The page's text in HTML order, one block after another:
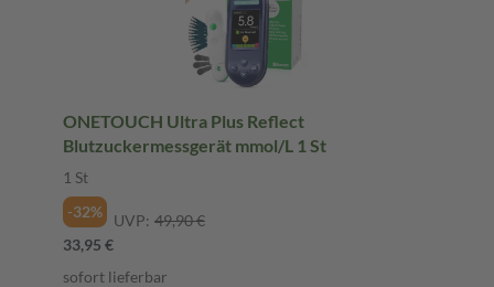
ONETOUCH Ultra Plus Reflect
Blutzuckermessgerät mmol/L 1 St
1 St
-32%
UVP: 49,90 €
33,95 €
sofort lieferbar